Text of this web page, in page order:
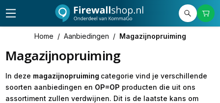
Home / Aanbiedingen / Magazijnopruiming
Magazijnopruiming
In deze magazijnopruiming categorie vind je verschillende
soorten aanbiedingen en OP=OP producten die uit ons
assortiment zullen verdwijnen. Dit is de laatste kans om